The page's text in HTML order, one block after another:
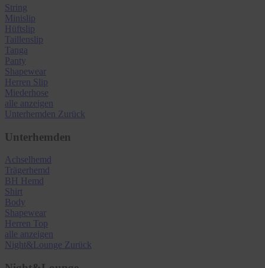
String
Minislip
Hüftslip
Taillenslip
Tanga
Panty
Shapewear
Herren Slip
Miederhose
alle anzeigen
Unterhemden Zurück
Unterhemden
Achselhemd
Trägerhemd
BH Hemd
Shirt
Body
Shapewear
Herren Top
alle anzeigen
Night&Lounge Zurück